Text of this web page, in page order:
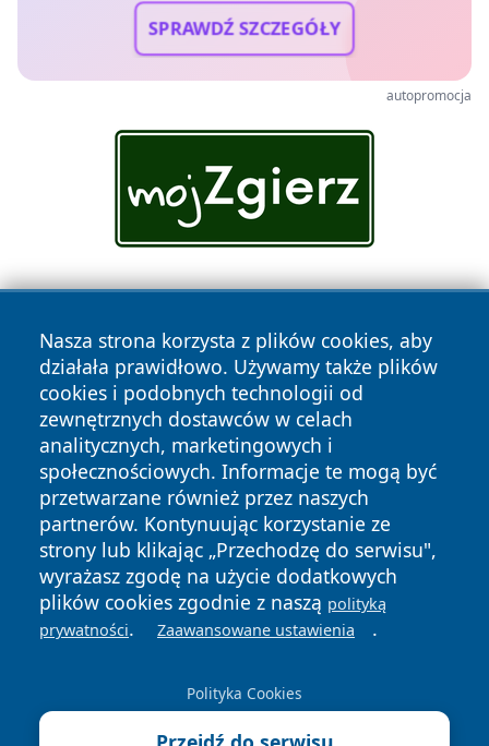
SPRAWDŹ SZCZEGÓŁY
autopromocja
Nasza strona korzysta z plików cookies, aby
działała prawidłowo. Używamy także plików
cookies i podobnych technologii od
zewnętrznych dostawców w celach
analitycznych, marketingowych i
społecznościowych. Informacje te mogą być
przetwarzane również przez naszych
partnerów. Kontynuując korzystanie ze
strony lub klikając „Przechodzę do serwisu",
wyrażasz zgodę na użycie dodatkowych
plików cookies zgodnie z naszą polityką
prywatności. Zaawansowane ustawienia .
Polityka Cookies
Copyright © 2026 radomski24.pl Wszystkie prawa
zastrzeżone.
News Autorzy
Polityka
Prywatności
Polityka
Cookies